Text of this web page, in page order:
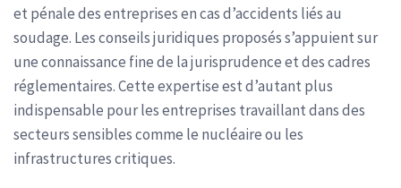
et pénale des entreprises en cas d’accidents liés au
soudage. Les conseils juridiques proposés s’appuient sur
une connaissance fine de la jurisprudence et des cadres
réglementaires. Cette expertise est d’autant plus
indispensable pour les entreprises travaillant dans des
secteurs sensibles comme le nucléaire ou les
infrastructures critiques.